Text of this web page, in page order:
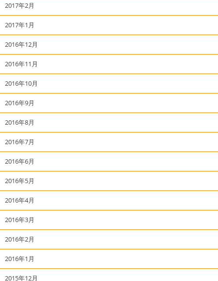
2017年2月
2017年1月
2016年12月
2016年11月
2016年10月
2016年9月
2016年8月
2016年7月
2016年6月
2016年5月
2016年4月
2016年3月
2016年2月
2016年1月
2015年12月